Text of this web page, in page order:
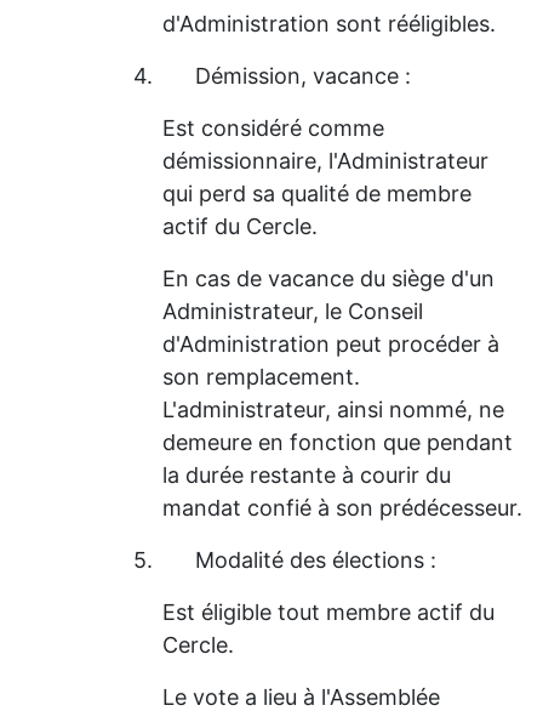
d'Administration sont rééligibles.
4. Démission, vacance :
Est considéré comme
démissionnaire, l'Administrateur
qui perd sa qualité de membre
actif du Cercle.
En cas de vacance du siège d'un
Administrateur, le Conseil
d'Administration peut procéder à
son remplacement.
L'administrateur, ainsi nommé, ne
demeure en fonction que pendant
la durée restante à courir du
mandat confié à son prédécesseur.
5. Modalité des élections :
Est éligible tout membre actif du
Cercle.
Le vote a lieu à l'Assemblée